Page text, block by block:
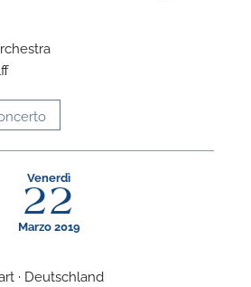
Venerdì
22
Marzo 2019
· Deutschland